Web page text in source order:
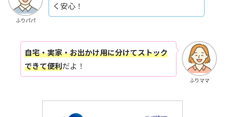
ふりパパ
く安心！
ふりママ
自宅・実家・お出かけ用に分けてストック
できて便利だよ！